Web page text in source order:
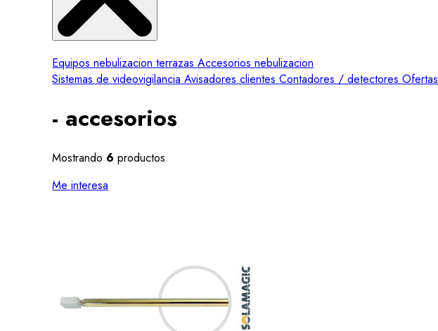
Equipos nebulizacion terrazasAccesorios nebulizacion
Sistemas de videovigilanciaAvisadores clientesContadores / detectoresOfertas
- accesorios
Mostrando 6 productos
Me interesa